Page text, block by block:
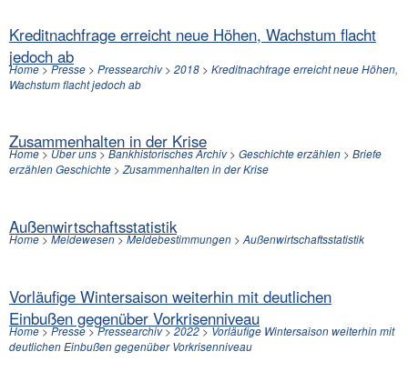
Kreditnachfrage erreicht neue Höhen, Wachstum flacht
jedoch ab
Home>Presse > Pressearchiv> 2018 > Kreditnachfrage erreicht neue Höhen,
Wachstum flacht jedoch ab
Zusammenhalten in der Krise
Home>Über uns>Bankhistorisches Archiv> Geschichte erzählen > Briefe
erzählen Geschichte >Zusammenhalten in der Krise
Außenwirtschaftsstatistik
Home>Meldewesen>Meldebestimmungen > Außenwirtschaftsstatistik
Vorläufige Wintersaison weiterhin mit deutlichen
Einbußen gegenüber Vorkrisenniveau
Home>Presse>Pressearchiv>2022>Vorläufige Wintersaison weiterhin mit
deutlichen Einbußen gegenüber Vorkrisenniveau